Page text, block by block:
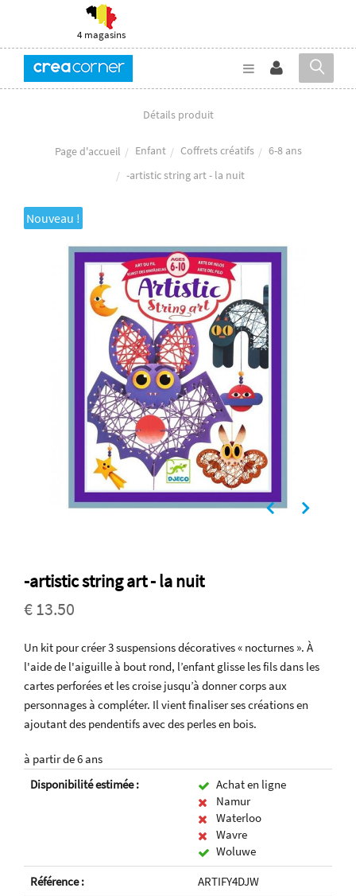
4 magasins
Détails produit
Page d'accueil Enfant Coffrets créatifs
6-8 ans
-artistic string art - la nuit
Nouveau !
-artistic string art - la nuit
€ 13.50
Un kit pour créer 3 suspensions décoratives « nocturnes ». À
l'aide de l'aiguille à bout rond, l’enfant glisse les fils dans les
cartes perforées et les croise jusqu’à donner corps aux
personnages à compléter. Il vient finaliser ses créations en
ajoutant des pendentifs avec des perles en bois.
à partir de 6 ans
Disponibilité estimée :
Achat en ligne
Namur
Waterloo
Wavre
Woluwe
Référence :
ARTIFY4DJW